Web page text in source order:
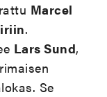
Marcel
.
Lars Sund,
Se